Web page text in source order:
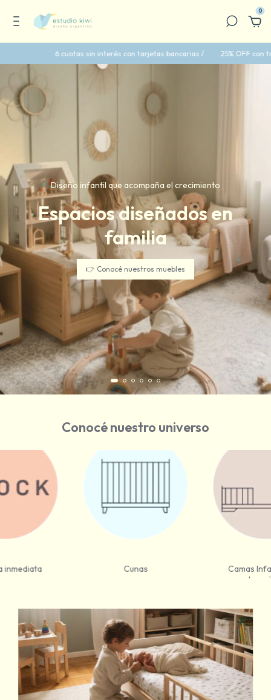
0
interés con tarjetas bancarias / 25% OFF con transferencia bancaria /
Diseño infantil que acompaña el crecimiento
Espacios diseñados en
familia
👉 Conocé nuestros muebles
Conocé nuestro universo
inmediata Cunas
Camas